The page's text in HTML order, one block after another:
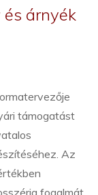
és árnyék
támogatást
Az